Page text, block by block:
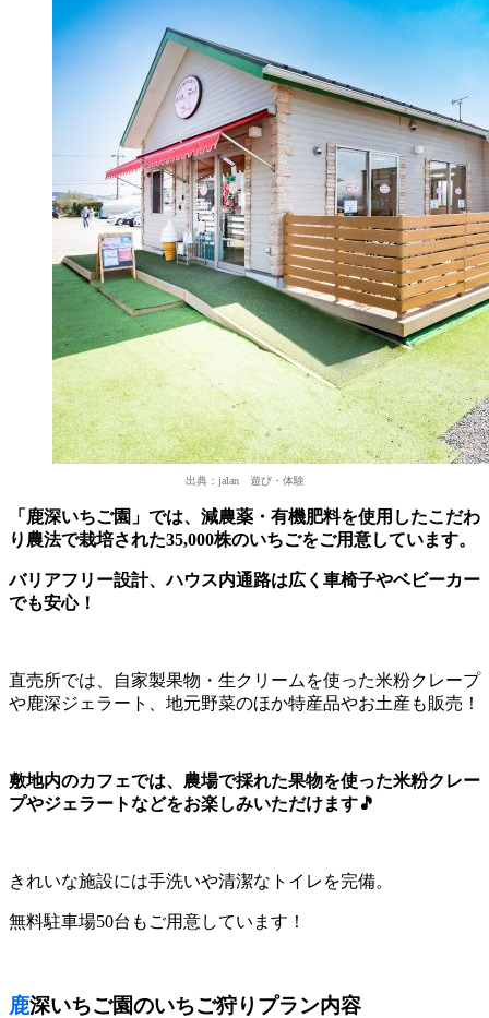
出典：jalan 遊び・体験
「鹿深いちご園」では、減農薬・有機肥料を使用したこだわ
り農法で栽培された35,000株のいちごをご用意しています。
バリアフリー設計、ハウス内通路は広く車椅子やベビーカー
でも安心！
直売所では、自家製果物・生クリームを使った米粉クレープ
や鹿深ジェラート、地元野菜のほか特産品やお土産も販売！
敷地内のカフェでは、農場で採れた果物を使った米粉クレー
プやジェラートなどをお楽しみいただけます🎵
きれいな施設には手洗いや清潔なトイレを完備。
無料駐車場50台もご用意しています！
鹿深いちご園のいちご狩りプラン内容